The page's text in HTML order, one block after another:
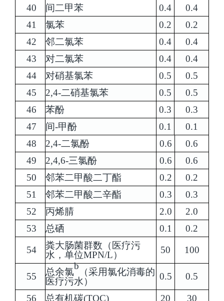
40
间二甲苯 0.4
0.4
41
氯苯 0.2
0.2
42
邻二氯苯 0.4
0.4
43
对二氯苯 0.4
0.4
44
对硝基氯苯 0.5
0.5
45
2,4-二硝基氯苯 0.5
0.5
46
苯酚 0.3
0.3
47
间-甲酚 0.1
0.1
48
2,4-二氯酚 0.6
0.6
49
2,4,6-三氯酚 0.6
0.6
50
邻苯二甲酸二丁酯 0.2
0.2
51
邻苯二甲酸二辛酯 0.3
0.3
52
丙烯腈 2.0
2.0
53
总硒 0.1 0.2
54
粪大肠菌群数（医疗污
水，单位MPN/L）
50 100
55 总余氯
b
（采用氯化消毒的
医疗污水）
0.5 0.5
56 总有机碳(TOC) 20
30